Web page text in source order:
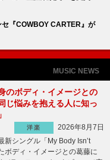
セ『COWBOY CARTER』が
MUSIC NEWS
のボディ・イメージとの
じ悩みを抱える人に知っ
洋楽
2026年8月7日
シングル「My Body Isn’t
ボディ・イメージとの葛藤に